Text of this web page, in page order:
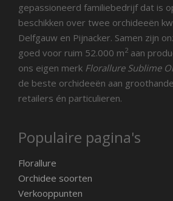
gepassioneerd familiebedrijf dat is
beschikken over twee orchideeën
Delfgauw en Pijnacker. Samen zijn
goed voor ruim 52.000 m2 aan
ons eigen merk Florallure Sublime
de beste orchideeën aan
retailers én particulieren.
Populaire pagina's
Florallure
Orchidee soorten
Verkooppunten